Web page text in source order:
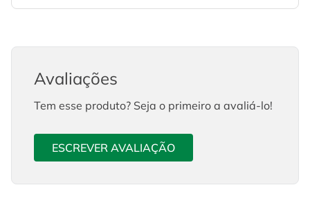
Avaliações
Tem esse produto? Seja o primeiro a avaliá-lo!
ESCREVER AVALIAÇÃO